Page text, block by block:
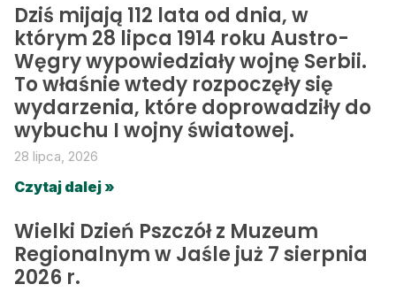
Dziś mijają 112 lata od dnia, w
którym 28 lipca 1914 roku Austro-
Węgry wypowiedziały wojnę Serbii.
To właśnie wtedy rozpoczęły się
wydarzenia, które doprowadziły do
wybuchu I wojny światowej.
28 lipca, 2026
Czytaj dalej »
Wielki Dzień Pszczół z Muzeum
Regionalnym w Jaśle już 7 sierpnia
2026 r.